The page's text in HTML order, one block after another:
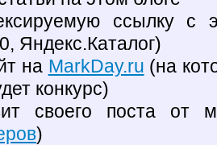
ссылку с
Яндекс.Каталог)
на MarkDay.ru (на
конкурс)
своего поста от
)